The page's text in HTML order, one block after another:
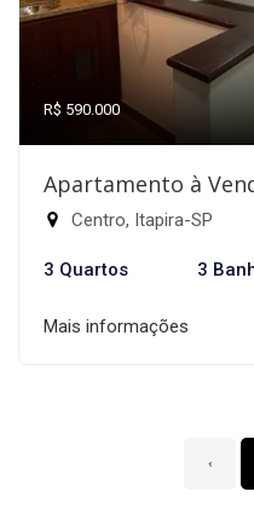
R$ 590.000
Apartamento à
Centro, Itapira-SP
3 Quartos 3
Mais informações
‹